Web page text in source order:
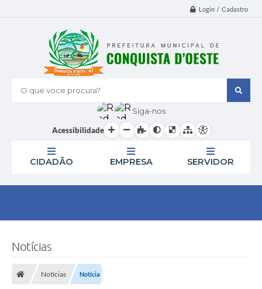
Login / Cadastro
O que voce procura?
Siga-nos
Acessibilidade
CIDADÃO EMPRESA SERVIDOR
Notícias
Notícias Notícia